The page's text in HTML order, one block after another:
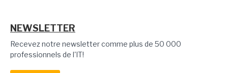
NEWSLETTER
Recevez notre newsletter comme plus de 50 000
professionnels de l'IT!